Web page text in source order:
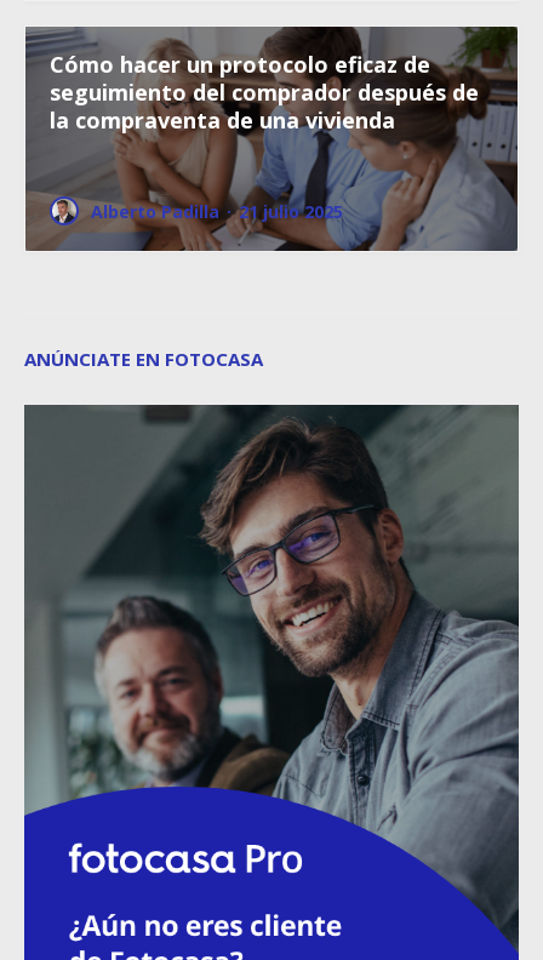
Cómo hacer un protocolo eficaz de
seguimiento del comprador después de
la compraventa de una vivienda
Alberto Padilla · 21 julio 2025
ANÚNCIATE EN FOTOCASA